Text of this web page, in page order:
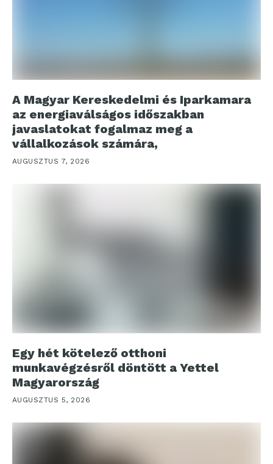
A Magyar Kereskedelmi és Iparkamara
az energiaválságos időszakban
javaslatokat fogalmaz meg a
vállalkozások számára,
AUGUSZTUS 7, 2026
Egy hét kötelező otthoni
munkavégzésről döntött a Yettel
Magyarország
AUGUSZTUS 5, 2026